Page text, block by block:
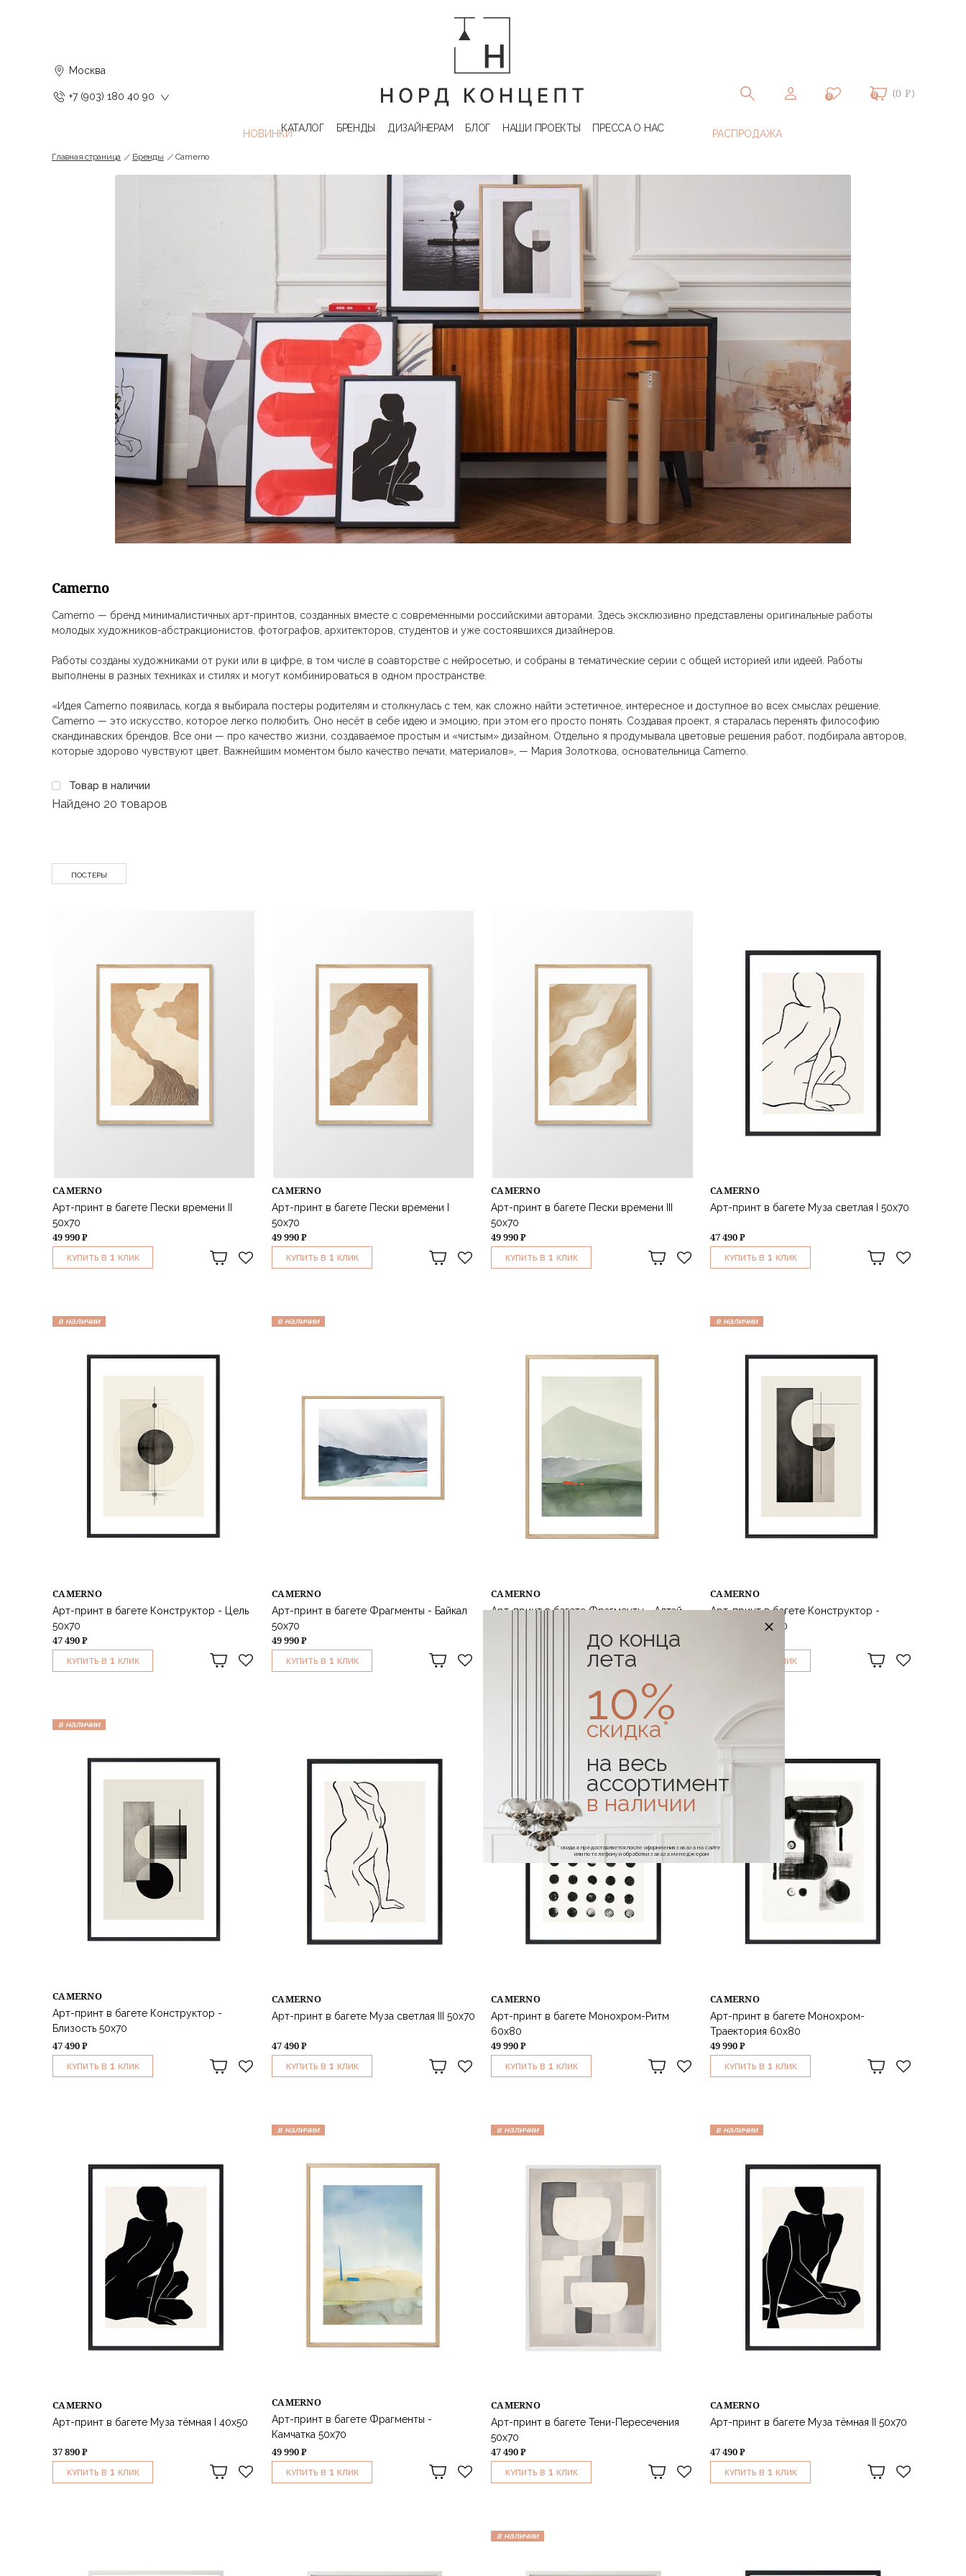
Москва
+7 (903) 180 40 90 0 0 (0 ₽)
КАТАЛОГ БРЕНДЫ ДИЗАЙНЕРАМ БЛОГ НАШИ ПРОЕКТЫ ПРЕССА О НАС
Главная страница Бренды Camerno
Camerno
Camerno — бренд минималистичных арт-принтов, созданных вместе с современными российскими авторами. Здесь эксклюзивно представлены оригинальные работы
молодых художников-абстракционистов, фотографов, архитекторов, студентов и уже состоявшихся дизайнеров.
Работы созданы художниками от руки или в цифре, в том числе в соавторстве с нейросетью, и собраны в тематические серии с общей историей или идеей. Работы
выполнены в разных техниках и стилях и могут комбинироваться в одном пространстве.
«Идея Camerno появилась, когда я выбирала постеры родителям и столкнулась с тем, как сложно найти эстетичное, интересное и доступное во всех смыслах решение.
Camerno — это искусство, которое легко полюбить. Оно несёт в себе идею и эмоцию, при этом его просто понять. Создавая проект, я старалась перенять философию
скандинавских брендов. Все они — про качество жизни, создаваемое простым и «чистым» дизайном. Отдельно я продумывала цветовые решения работ, подбирала авторов,
которые здорово чувствуют цвет. Важнейшим моментом было качество печати, материалов», — Мария Золоткова, основательница Camerno.
Товар в наличии
Найдено 20 товаров
ПОСТЕРЫ
CAMERNO
Арт-принт в багете Пески времени II
50х70
49 990 ₽
КУПИТЬ В 1 КЛИК
CAMERNO
Арт-принт в багете Пески времени I
50х70
49 990 ₽
КУПИТЬ В 1 КЛИК
CAMERNO
Арт-принт в багете Пески времени III
50х70
49 990 ₽
КУПИТЬ В 1 КЛИК
CAMERNO
Арт-принт в багете Муза светлая I 50х70
47 490 ₽
КУПИТЬ В 1 КЛИК
в наличии
CAMERNO
Арт-принт в багете Конструктор - Цель
50х70
47 490 ₽
КУПИТЬ В 1 КЛИК
в наличии
CAMERNO
Арт-принт в багете Фрагменты - Байкал
50х70
49 990 ₽
КУПИТЬ В 1 КЛИК
CAMERNO
Арт-принт в багете Фрагменты - Алтай
в наличии
CAMERNO
Арт-принт в багете Конструктор -
Гармония 50х70
КЛИК
в наличии
CAMERNO
Арт-принт в багете Конструктор -
Близость 50х70
47 490 ₽
КУПИТЬ В 1 КЛИК
CAMERNO
Арт-принт в багете Муза светлая III 50х70
47 490 ₽
КУПИТЬ В 1 КЛИК
CAMERNO
Арт-принт в багете Монохром-Ритм
60х80
49 990 ₽
КУПИТЬ В 1 КЛИК
CAMERNO
Арт-принт в багете Монохром-
Траектория 60х80
49 990 ₽
КУПИТЬ В 1 КЛИК
CAMERNO
Арт-принт в багете Муза тёмная I 40х50
37 890 ₽
КУПИТЬ В 1 КЛИК
в наличии
CAMERNO
Арт-принт в багете Фрагменты -
Камчатка 50х70
49 990 ₽
КУПИТЬ В 1 КЛИК
в наличии
CAMERNO
Арт-принт в багете Тени-Пересечения
50х70
47 490 ₽
КУПИТЬ В 1 КЛИК
в наличии
CAMERNO
Арт-принт в багете Муза тёмная II 50х70
47 490 ₽
КУПИТЬ В 1 КЛИК
в наличии
до конца
лета
10%
скидка*
на весь
ассортимент
в наличии
* скидка предоставляется после оформления заказа на сайте
или по телефону и обработки заказа менеджером